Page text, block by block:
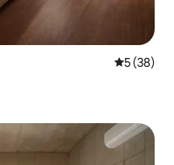
レビュー
5 (38)